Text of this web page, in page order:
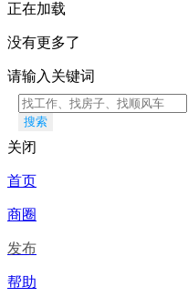
正在加载
没有更多了
请输入关键词
搜索
关闭
首页
商圈
发布
帮助